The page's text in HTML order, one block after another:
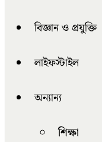
বিজ্ঞান ও প্রযুক্তি
লাইফস্টাইল
অন্যান্য
শিক্ষা